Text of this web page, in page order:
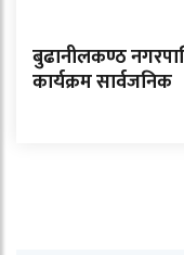
बुढानीलकण्ठ
कार्यक्रम सार्वजनिक